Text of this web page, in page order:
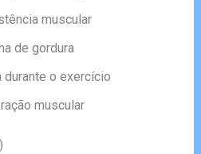
muscular
de gordura
durante o exercício
muscular